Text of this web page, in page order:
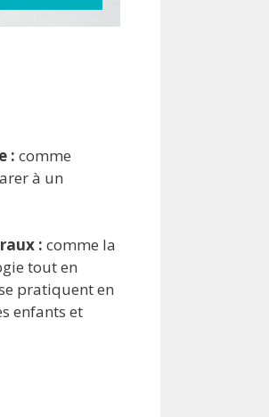
: comme
à un
: comme la
tout en
pratiquent en
enfants et